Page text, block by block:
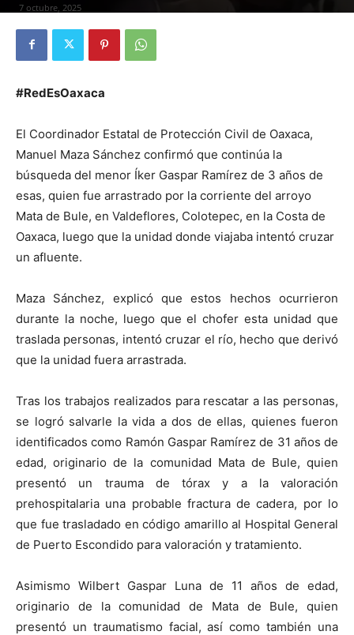
7 octubre, 2025
#RedEsOaxaca
El Coordinador Estatal de Protección Civil de Oaxaca,
Manuel Maza Sánchez confirmó que continúa la
búsqueda del menor Íker Gaspar Ramírez de 3 años de
esas, quien fue arrastrado por la corriente del arroyo
Mata de Bule, en Valdeflores, Colotepec, en la Costa de
Oaxaca, luego que la unidad donde viajaba intentó cruzar
un afluente.
Maza Sánchez, explicó que estos hechos ocurrieron
durante la noche, luego que el chofer esta unidad que
traslada personas, intentó cruzar el río, hecho que derivó
que la unidad fuera arrastrada.
Tras los trabajos realizados para rescatar a las personas,
se logró salvarle la vida a dos de ellas, quienes fueron
identificados como Ramón Gaspar Ramírez de 31 años de
edad, originario de la comunidad Mata de Bule, quien
presentó un trauma de tórax y a la valoración
prehospitalaria una probable fractura de cadera, por lo
que fue trasladado en código amarillo al Hospital General
de Puerto Escondido para valoración y tratamiento.
Asimismo Wilbert Gaspar Luna de 11 años de edad,
originario de la comunidad de Mata de Bule, quien
presentó un traumatismo facial, así como también una